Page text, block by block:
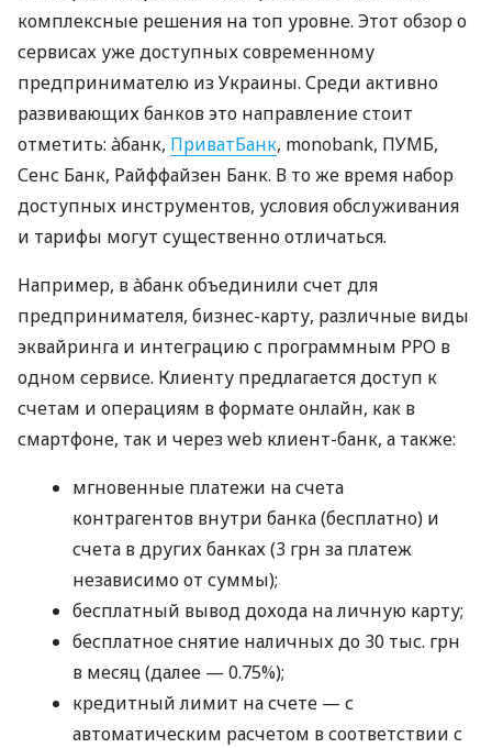
комплексные решения на топ уровне. Этот обзор о
сервисах уже доступных современному
предпринимателю из Украины. Среди активно
развивающих банков это направление стоит
отметить: àбанк, ПриватБанк, monobank, ПУМБ,
Сенс Банк, Райффайзен Банк. В то же время набор
доступных инструментов, условия обслуживания
и тарифы могут существенно отличаться.
Например, в àбанк объединили счет для
предпринимателя, бизнес-карту, различные виды
эквайринга и интеграцию с программным РРО в
одном сервисе. Клиенту предлагается доступ к
счетам и операциям в формате онлайн, как в
смартфоне, так и через web клиент-банк, а также:
мгновенные платежи на счета
контрагентов внутри банка (бесплатно) и
счета в других банках (3 грн за платеж
независимо от суммы);
бесплатный вывод дохода на личную карту;
бесплатное снятие наличных до 30 тыс. грн
в месяц (далее — 0.75%);
кредитный лимит на счете — с
автоматическим расчетом в соответствии с